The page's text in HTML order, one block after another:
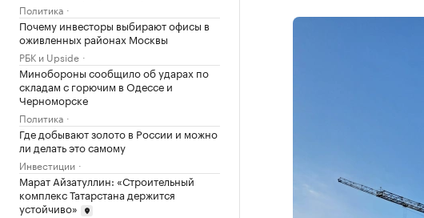
Политика
Почему инвесторы выбирают офисы в
оживленных районах Москвы
РБК и Upside
Минобороны сообщило об ударах по
складам с горючим в Одессе и
Черноморске
Политика
Где добывают золото в России и можно
ли делать это самому
Инвестиции
Марат Айзатуллин: «Строительный
комплекс Татарстана держится
устойчиво»